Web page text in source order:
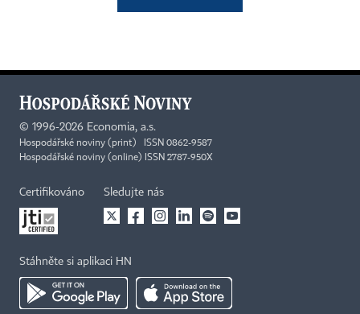
© 1996-2026 Economia, a.s.
Hospodářské noviny (print) ISSN 0862-9587
Hospodářské noviny (online) ISSN 2787-950X
Certifikováno Sledujte nás
Stáhněte si aplikaci HN